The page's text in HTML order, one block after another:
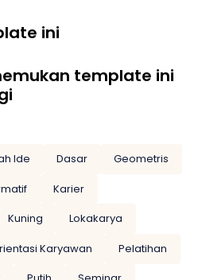
ini
template ini
Ide Dasar
Geometris
Karier
Kuning
Lokakarya
Karyawan
Pelatihan